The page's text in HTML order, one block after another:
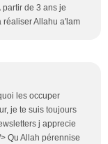
de 3 ans je
réaliser Allahu a'lam
les occuper
je te suis toujours
j apprecie
Qu Allah pérennise